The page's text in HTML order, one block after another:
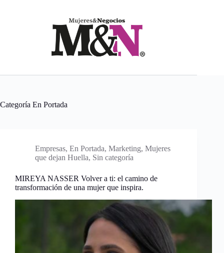
Categoría En Portada
Empresas, En Portada, Marketing, Mujeres
que dejan Huella, Sin categoría
MIREYA NASSER Volver a ti: el camino de
transformación de una mujer que inspira.